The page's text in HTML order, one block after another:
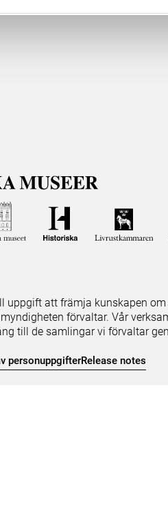
uppgift att främja kunskapen
förvaltar. Vår
till de samlingar vi förvaltar
personuppgifterRelease notes